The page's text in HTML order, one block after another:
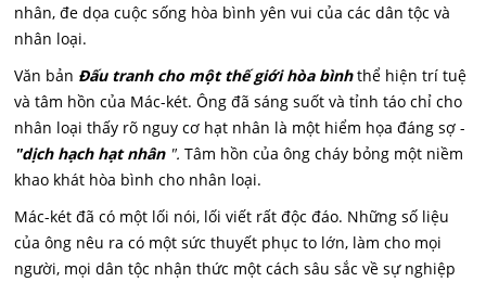
nhân, đe dọa cuộc sống hòa bình yên vui của các dân tộc và
nhân loại.
Văn bản Đấu tranh cho một thế giới hòa bình thể hiện trí tuệ
và tâm hồn của Mác-két. Ông đã sáng suốt và tỉnh táo chỉ cho
nhân loại thấy rõ nguy cơ hạt nhân là một hiểm họa đáng sợ -
"dịch hạch hạt nhân ". Tâm hồn của ông cháy bỏng một niềm
khao khát hòa bình cho nhân loại.
Mác-két đã có một lối nói, lối viết rất độc đáo. Những số liệu
của ông nêu ra có một sức thuyết phục to lớn, làm cho mọi
người, mọi dân tộc nhận thức một cách sâu sắc về sự nghiệp